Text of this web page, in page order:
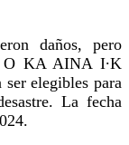
daños, pero
O KA AINA I∙K
elegibles para
La fecha